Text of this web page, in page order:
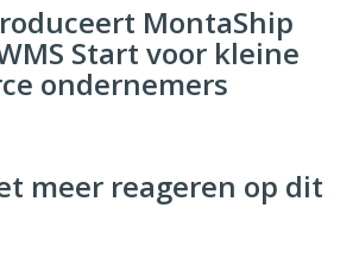
twinklemagazine.nlMontaShip
Start voor kleine
ondernemers
meer reageren op dit